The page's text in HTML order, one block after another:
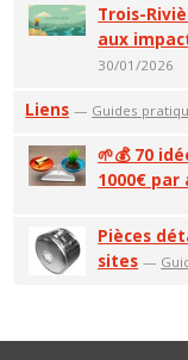
Trois-
aux
30/01/2026
Liens — Guides
🌱💰 70
1000€ par
Pièces
sites —